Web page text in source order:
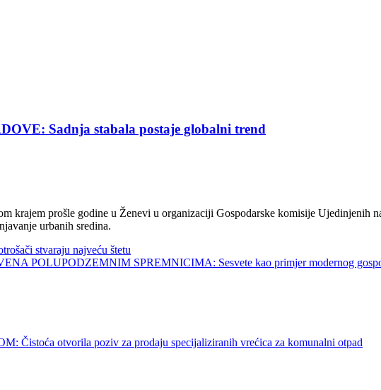
Sadnja stabala postaje globalni trend
krajem prošle godine u Ženevi u organizaciji Gospodarske komisije Ujedinjenih
urbanih sredina.
stvaraju najveću štetu
POLUPODZEMNIM SPREMNICIMA: Sesvete kao primjer modernog
otvorila poziv za prodaju specijaliziranih vrećica za komunalni otpad